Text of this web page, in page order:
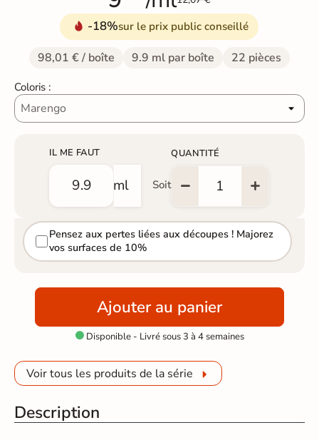
-18%sur le prix public conseillé
98,01 € / boîte 9.9 ml par boîte 22 pièces
Coloris :
IL ME FAUT
ml Soit
QUANTITÉ
Pensez aux pertes liées aux découpes ! Majorez
vos surfaces de 10%
Ajouter au panier
Disponible - Livré sous 3 à 4 semaines
Voir tous les produits de la série
Description